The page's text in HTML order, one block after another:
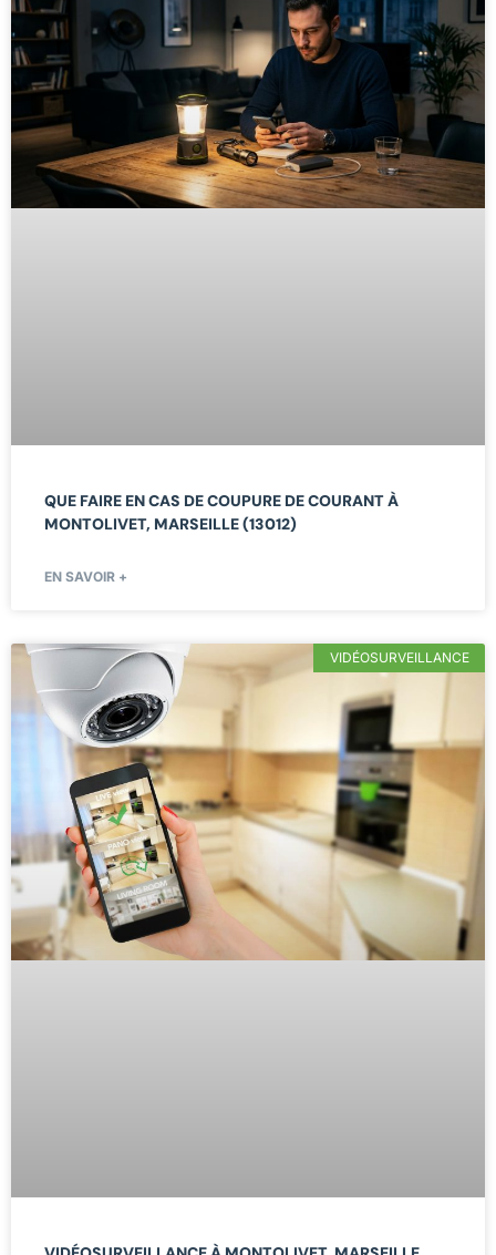
QUE FAIRE EN CAS DE COUPURE DE COURANT À
MONTOLIVET, MARSEILLE (13012)
EN SAVOIR +
VIDÉOSURVEILLANCE